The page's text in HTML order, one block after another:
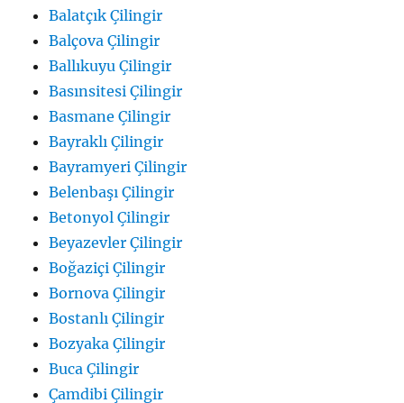
Balatçık Çilingir
Balçova Çilingir
Ballıkuyu Çilingir
Basınsitesi Çilingir
Basmane Çilingir
Bayraklı Çilingir
Bayramyeri Çilingir
Belenbaşı Çilingir
Betonyol Çilingir
Beyazevler Çilingir
Boğaziçi Çilingir
Bornova Çilingir
Bostanlı Çilingir
Bozyaka Çilingir
Buca Çilingir
Çamdibi Çilingir